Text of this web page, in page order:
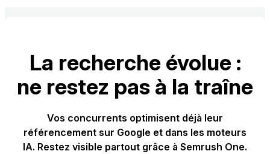
La recherche évolue :
ne restez pas à la traîne
Vos concurrents optimisent déjà leur
référencement sur Google et dans les moteurs
IA. Restez visible partout grâce à Semrush One.